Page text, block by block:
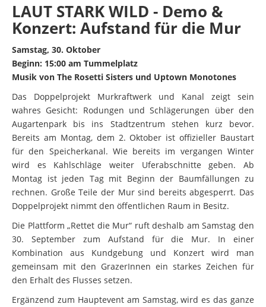
LAUT STARK WILD - Demo &
Konzert: Aufstand für die Mur
Samstag, 30. Oktober
Beginn: 15:00 am Tummelplatz
Musik von The Rosetti Sisters und Uptown Monotones
Das Doppelprojekt Murkraftwerk und Kanal zeigt sein
wahres Gesicht: Rodungen und Schlägerungen über den
Augartenpark bis ins Stadtzentrum stehen kurz bevor.
Bereits am Montag, dem 2. Oktober ist offizieller Baustart
für den Speicherkanal. Wie bereits im vergangen Winter
wird es Kahlschläge weiter Uferabschnitte geben. Ab
Montag ist jeden Tag mit Beginn der Baumfällungen zu
rechnen. Große Teile der Mur sind bereits abgesperrt. Das
Doppelprojekt nimmt den öffentlichen Raum in Besitz.
Die Plattform „Rettet die Mur“ ruft deshalb am Samstag den
30. September zum Aufstand für die Mur. In einer
Kombination aus Kundgebung und Konzert wird man
gemeinsam mit den GrazerInnen ein starkes Zeichen für
den Erhalt des Flusses setzen.
Ergänzend zum Hauptevent am Samstag, wird es das ganze